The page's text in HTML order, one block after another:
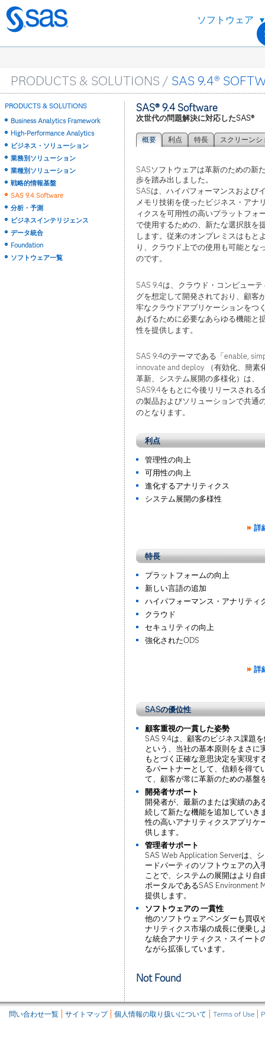
Skip
ソフトウェア
PRODUCTS & SOLUTIONS / SAS 9.4®
SAS® 9.4 Software
次世代の問題解決に対応したSAS®
概要 利点 特長 スクリーンシ
SASソフトウェアは革新のための新
歩を踏み出しました。
SASは、ハイパフォーマンスおよび
メモリ技術を使ったビジネス・アナ
ィクスを可用性の高いプラットフォ
で使用するための、新たな選択肢を
します。従来のオンプレミスはもと
り、クラウド上での使用も可能とな
のです。
SAS 9.4は、クラウド・コンピューテ
グを想定して開発されており、顧客
牢なクラウドアプリケーションをつ
あげるために必要なあらゆる機能と
性を提供します。
SAS 9.4のテーマである「enable,
innovate and deploy （有効化、簡素
革新、システム展開の多様化）は、
SAS9.4をもとに今後リリースされる
の製品およびソリューションで共通
のとなります。
利点
管理性の向上
可用性の向上
進化するアナリティクス
システム展開の多様性
詳
特長
プラットフォームの向上
新しい言語の追加
ハイパフォーマンス・アナリティ
クラウド
セキュリティの向上
強化されたODS
詳
SASの優位性
顧客重視の一貫した姿勢
SAS 9.4は、顧客のビジネス課題
という、当社の基本原則をまさに
もとづく正確な意思決定を実現
るパートナーとして、信頼を得て
て、顧客が常に革新のための基盤
開発者サポート
開発者が、最新のまたは実績のあ
続して新たな機能を追加していき
性の高いアナリティクスアプリケ
供します。
管理者サポート
SAS Web Application Serverは、
ードパーティのソフトウェアの入
ことで、システムの展開はより自
ポータルであるSAS Environment
提供します。
ソフトウェアの 一貫性
他のソフトウェアベンダーも買収
ナリティクス市場の成長に便乗し
な統合アナリティクス・スイート
ながら拡張しています。
Not Found
PRODUCTS & SOLUTIONS
Business Analytics Framework
High-Performance Analytics
ビジネス・ソリューション
業務別ソリューション
業種別ソリューション
戦略的情報基盤
SAS 9.4 Software
分析・予測
ビジネスインテリジェンス
データ統合
Foundation
ソフトウェア一覧
問い合わせ一覧 サイトマップ 個人情報の取り扱いについて Terms of Use